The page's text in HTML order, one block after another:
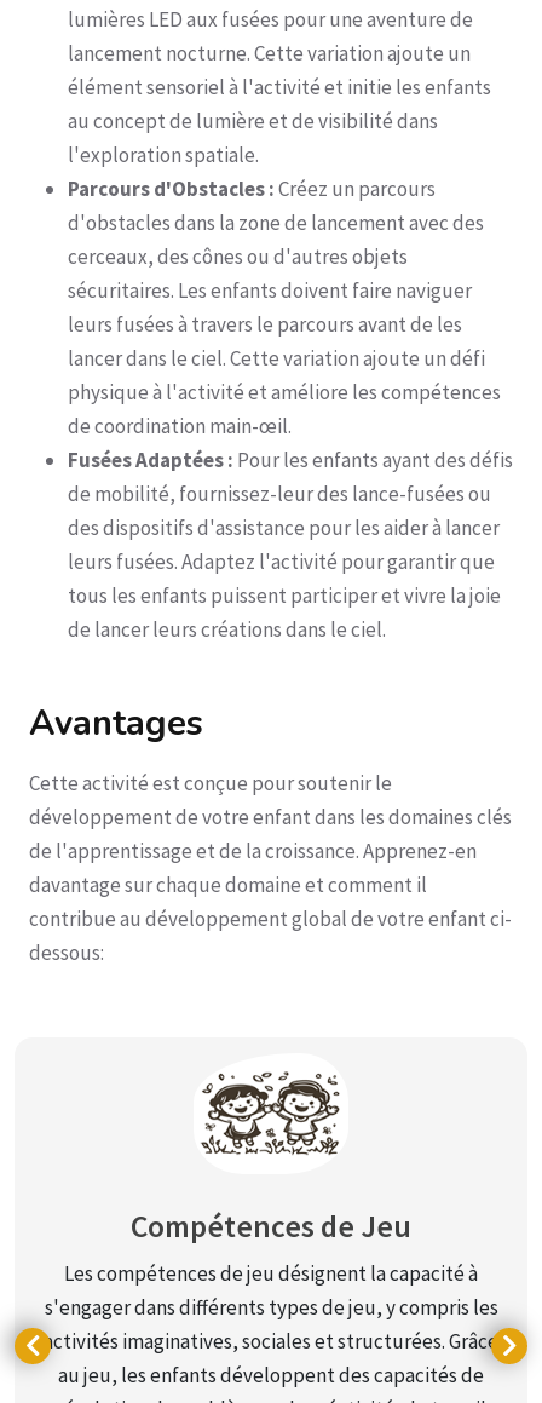
lumières LED aux fusées pour une aventure de
lancement nocturne. Cette variation ajoute un
élément sensoriel à l'activité et initie les enfants
au concept de lumière et de visibilité dans
l'exploration spatiale.
Parcours d'Obstacles :Créez un parcours
d'obstacles dans la zone de lancement avec des
cerceaux, des cônes ou d'autres objets
sécuritaires. Les enfants doivent faire naviguer
leurs fusées à travers le parcours avant de les
lancer dans le ciel. Cette variation ajoute un défi
physique à l'activité et améliore les compétences
de coordination main-œil.
Fusées Adaptées : Pour les enfants ayant des défis
de mobilité, fournissez-leur des lance-fusées ou
des dispositifs d'assistance pour les aider à lancer
leurs fusées. Adaptez l'activité pour garantir que
tous les enfants puissent participer et vivre la joie
de lancer leurs créations dans le ciel.
Avantages
Cette activité est conçue pour soutenir le
développement de votre enfant dans les domaines clés
de l'apprentissage et de la croissance. Apprenez-en
davantage sur chaque domaine et comment il
contribue au développement global de votre enfant ci-
dessous:
Compétences de Jeu
Les compétences de jeu désignent la capacité à
s'engager dans différents types de jeu, y compris les
activités imaginatives, sociales et structurées. Grâce
au jeu, les enfants développent des capacités de